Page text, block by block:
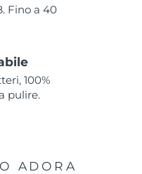
Fino a 40
100%
pulire.
ADORA